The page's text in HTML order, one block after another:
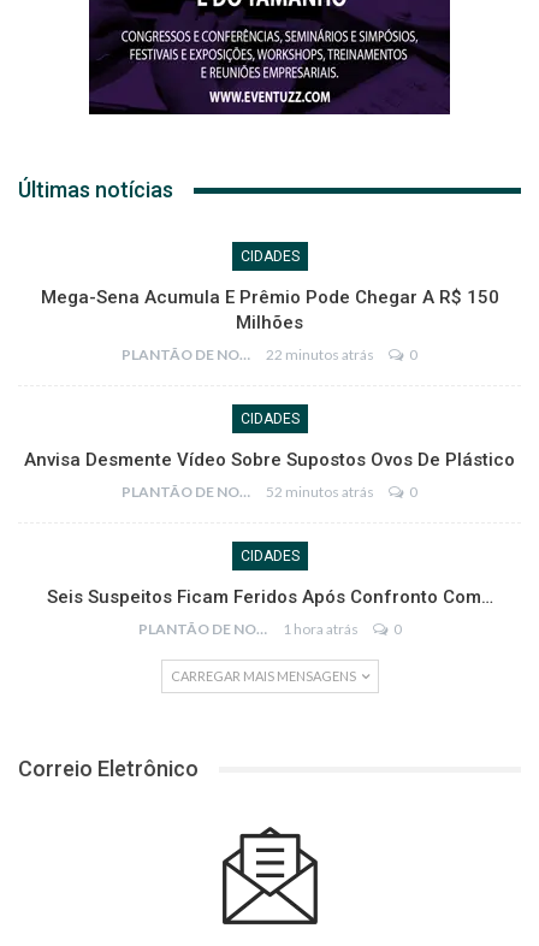
Últimas notícias
CIDADES
Mega-Sena Acumula E Prêmio Pode Chegar A R$ 150
Milhões
PLANTÃO DE NOTÍCIAS 22 minutos atrás 0
CIDADES
Anvisa Desmente Vídeo Sobre Supostos Ovos De Plástico
PLANTÃO DE NOTÍCIAS 52 minutos atrás 0
CIDADES
Seis Suspeitos Ficam Feridos Após Confronto Com…
PLANTÃO DE NOTÍCIAS 1 hora atrás 0
CARREGAR MAIS MENSAGENS
Correio Eletrônico